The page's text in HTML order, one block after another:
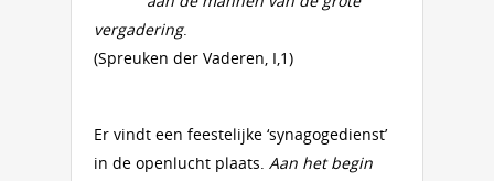
vergadering.
(Spreuken der Vaderen, I,1)
Er vindt een feestelijke ‘synagogedienst’
in de openlucht plaats. Aan het begin